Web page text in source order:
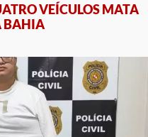
VEÍCULOS MATA
BAHIA